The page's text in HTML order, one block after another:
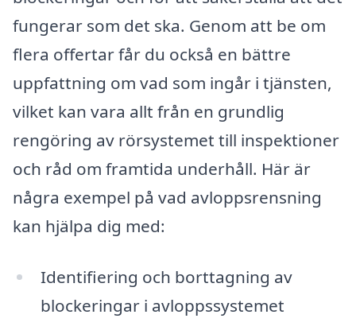
fungerar som det ska. Genom att be om
flera offertar får du också en bättre
uppfattning om vad som ingår i tjänsten,
vilket kan vara allt från en grundlig
rengöring av rörsystemet till inspektioner
och råd om framtida underhåll. Här är
några exempel på vad avloppsrensning
kan hjälpa dig med:
Identifiering och borttagning av
blockeringar i avloppssystemet